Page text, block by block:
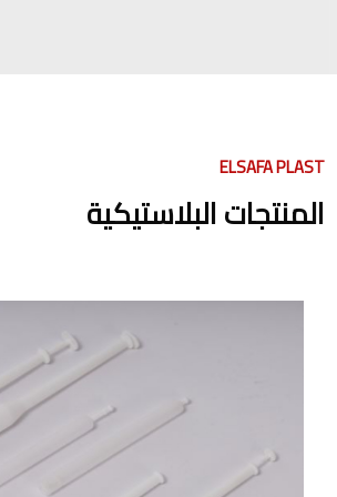
ELSAFA PLAST
المنتجات البلاستيكية